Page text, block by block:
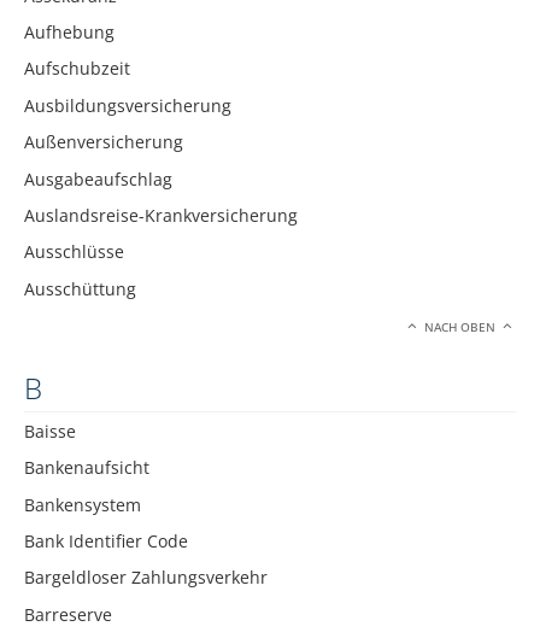
Aufhebung
Aufschubzeit
Ausbildungsversicherung
Außenversicherung
Ausgabeaufschlag
Auslandsreise-Krankversicherung
Ausschlüsse
Ausschüttung
NACH OBEN
B
Baisse
Bankenaufsicht
Bankensystem
Bank Identifier Code
Bargeldloser Zahlungsverkehr
Barreserve